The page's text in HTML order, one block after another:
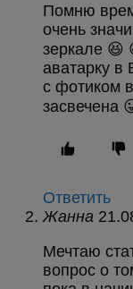
Помню
очень
зеркале 😆
аватарку
с фотиком
засвечена
Ответить
Жанна
Мечтаю
вопрос о